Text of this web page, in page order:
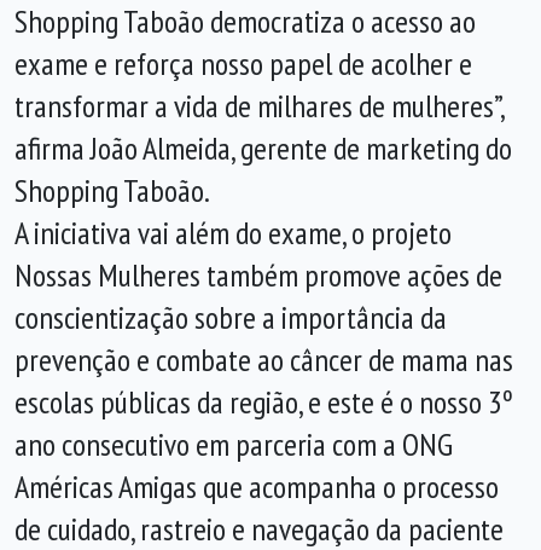
Shopping Taboão democratiza o acesso ao
exame e reforça nosso papel de acolher e
transformar a vida de milhares de mulheres”,
afirma João Almeida, gerente de marketing do
Shopping Taboão.
A iniciativa vai além do exame, o projeto
Nossas Mulheres também promove ações de
conscientização sobre a importância da
prevenção e combate ao câncer de mama nas
escolas públicas da região, e este é o nosso 3º
ano consecutivo em parceria com a ONG
Américas Amigas que acompanha o processo
de cuidado, rastreio e navegação da paciente